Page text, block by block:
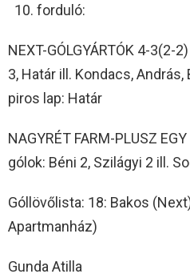
forduló:
NEXT-GÓLGYÁRTÓK 4-3(2-
3, Határ ill. Kondacs, András,
piros lap: Határ
NAGYRÉT FARM-PLUSZ
gólok: Béni 2, Szilágyi 2 ill.
Góllövőlista: 18: Bakos
Apartmanház)
Gunda Atilla